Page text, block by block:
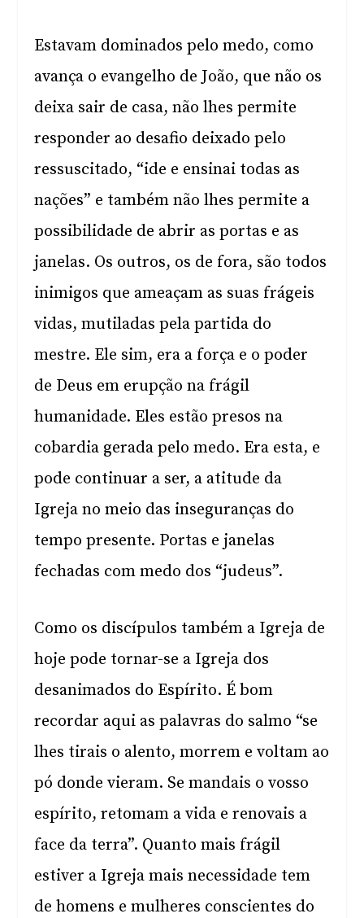
Estavam dominados pelo medo, como
avança o evangelho de João, que não os
deixa sair de casa, não lhes permite
responder ao desafio deixado pelo
ressuscitado, “ide e ensinai todas as
nações” e também não lhes permite a
possibilidade de abrir as portas e as
janelas. Os outros, os de fora, são todos
inimigos que ameaçam as suas frágeis
vidas, mutiladas pela partida do
mestre. Ele sim, era a força e o poder
de Deus em erupção na frágil
humanidade. Eles estão presos na
cobardia gerada pelo medo. Era esta, e
pode continuar a ser, a atitude da
Igreja no meio das inseguranças do
tempo presente. Portas e janelas
fechadas com medo dos “judeus”.
Como os discípulos também a Igreja de
hoje pode tornar-se a Igreja dos
desanimados do Espírito. É bom
recordar aqui as palavras do salmo “se
lhes tirais o alento, morrem e voltam ao
pó donde vieram. Se mandais o vosso
espírito, retomam a vida e renovais a
face da terra”. Quanto mais frágil
estiver a Igreja mais necessidade tem
de homens e mulheres conscientes do